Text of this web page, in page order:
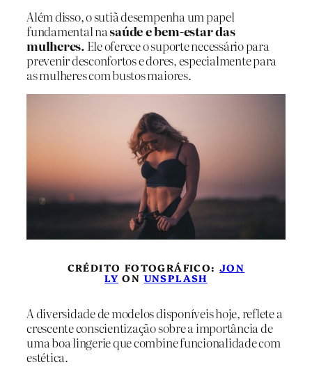
Além disso, o sutiã desempenha um papel
fundamental nasaúde e bem-estar das
mulheres. Ele oferece o suporte necessário para
prevenir desconfortos e dores, especialmente para
as mulheres com bustos maiores.
CRÉDITO FOTOGRÁFICO:JON
LY ON UNSPLASH
A diversidade de modelos disponíveis hoje, reflete a
crescente conscientização sobre a importância de
uma boa lingerie que combine funcionalidade com
estética.